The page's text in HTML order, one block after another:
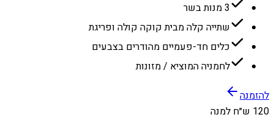
3 מנות בשר
שתייה קלה מבית קוקה קולה ופריגת
כלים חד-פעמיים מהודרים בצבעים
לחמניה המוציא / מזונות
להזמנה
120 ש״ח למנה